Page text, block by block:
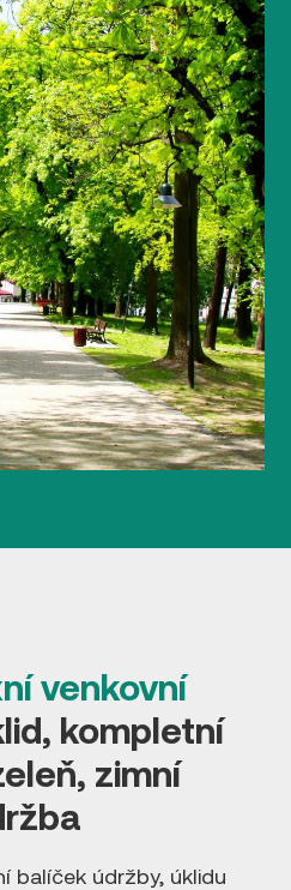
venkovní
kompletní
zimní
balíček údržby, úklidu